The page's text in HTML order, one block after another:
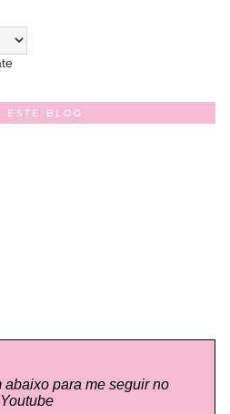
ESTE BLOG
abaixo para me seguir no
Youtube